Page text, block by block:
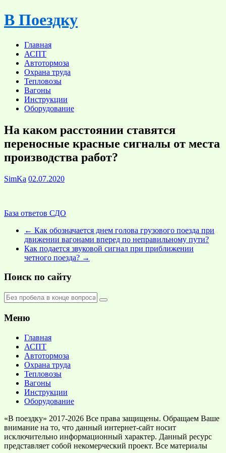
Skip
to
В Поездку
Главная
АСПТ
Автотормоза
Охрана труда
Тепловозы
Вагоны
Инструкции
Оборудование
На каком расстоянии ставятся
переносные красные сигналы от места
производства работ?
SimKa 02.07.2020
База ответов СДО
← Как обозначается днем голова грузового поезда при
движении вагонами вперед по неправильному пути?
Как подается звуковой сигнал при приближении
четного поезда? →
Поиск по сайту
Меню
Главная
АСПТ
Автотормоза
Охрана труда
Тепловозы
Вагоны
Инструкции
Оборудование
«В поездку» 2017-2026 Все права защищены. Обращаем Ваше
внимание на то, что данный интернет-сайт носит
исключительно информационный характер. Данный ресурс
представляет собой некомерческий проект. Все материалы